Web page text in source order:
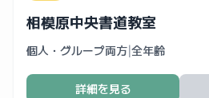
相模原中央書道教室
個人・グループ両方|全年齢
詳細を見る